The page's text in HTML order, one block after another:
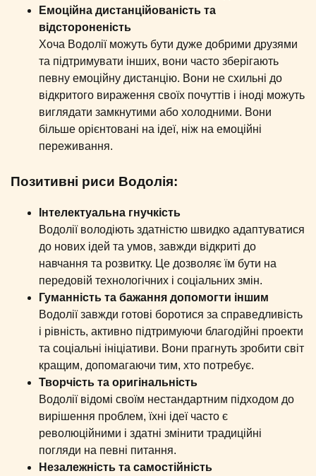
Емоційна дистанційованість та
відстороненість
Хоча Водолії можуть бути дуже добрими друзями
та підтримувати інших, вони часто зберігають
певну емоційну дистанцію. Вони не схильні до
відкритого вираження своїх почуттів і іноді можуть
виглядати замкнутими або холодними. Вони
більше орієнтовані на ідеї, ніж на емоційні
переживання.
Позитивні риси Водолія:
Інтелектуальна гнучкість
Водолії володіють здатністю швидко адаптуватися
до нових ідей та умов, завжди відкриті до
навчання та розвитку. Це дозволяє їм бути на
передовій технологічних і соціальних змін.
Гуманність та бажання допомогти іншим
Водолії завжди готові боротися за справедливість
і рівність, активно підтримуючи благодійні проекти
та соціальні ініціативи. Вони прагнуть зробити світ
кращим, допомагаючи тим, хто потребує.
Творчість та оригінальність
Водолії відомі своїм нестандартним підходом до
вирішення проблем, їхні ідеї часто є
революційними і здатні змінити традиційні
погляди на певні питання.
Незалежність та самостійність